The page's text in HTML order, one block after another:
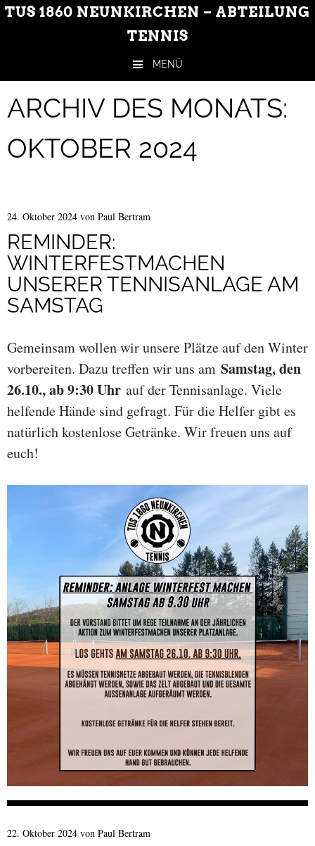
TUS 1860 NEUNKIRCHEN – ABTEILUNG
TENNIS
MENÜ
ARCHIV DES MONATS:
OKTOBER 2024
24. Oktober 2024 von Paul Bertram
REMINDER:
WINTERFESTMACHEN
UNSERER TENNISANLAGE AM
SAMSTAG
Gemeinsam wollen wir unsere Plätze auf den Winter
vorbereiten. Dazu treffen wir uns am Samstag, den
26.10., ab 9:30 Uhr auf der Tennisanlage. Viele
helfende Hände sind gefragt. Für die Helfer gibt es
natürlich kostenlose Getränke. Wir freuen uns auf
euch!
22. Oktober 2024 von Paul Bertram